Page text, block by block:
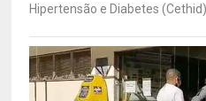
Hipertensão e Diabetes (Cethid),